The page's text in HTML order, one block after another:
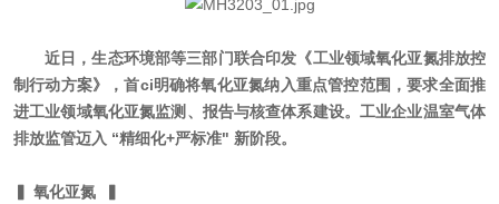
近日，生态环境部等三部门联合印发《工业领域氧化亚氮排放控
制行动方案》，首ci明确将氧化亚氮纳入重点管控范围，要求全面推
进工业领域氧化亚氮监测、报告与核查体系建设。工业企业温室气体
排放监管迈入 “精细化+严标准" 新阶段。
▍ 氧化亚氮 ▍